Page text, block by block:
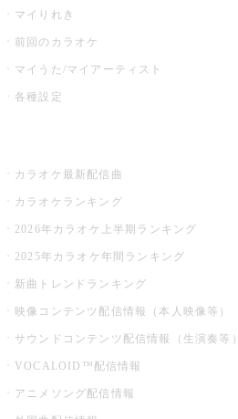
マイりれき
前回のカラオケ
マイうた/マイアーティスト
各種設定
カラオケ最新配信曲
カラオケランキング
2026年カラオケ上半期ランキング
2025年カラオケ年間ランキング
新曲トレンドランキング
映像コンテンツ配信情報（本人映像等）
サウンドコンテンツ配信情報（生演奏等）
VOCALOID™配信情報
アニメソング配信情報